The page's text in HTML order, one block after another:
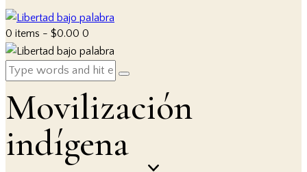
0 items - $0.00 0
Movilización
indígena